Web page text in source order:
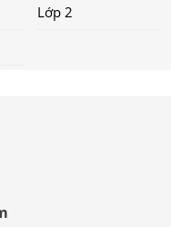
Lớp 2